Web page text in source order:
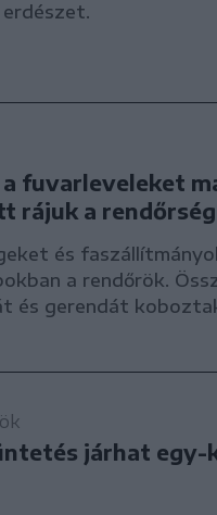
erdészet.
fuvarleveleket
rájuk a rendőrség
és
a rendőrök.
és gerendát
járhat egy-